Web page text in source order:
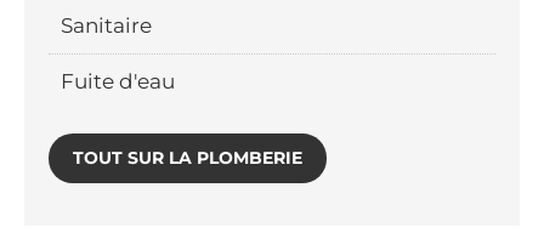
Sanitaire
Fuite d'eau
TOUT SUR LA PLOMBERIE